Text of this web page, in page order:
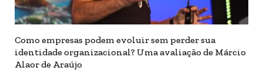
Como empresas podem evoluir sem perder sua
identidade organizacional? Uma avaliação de Márcio
Alaor de Araújo